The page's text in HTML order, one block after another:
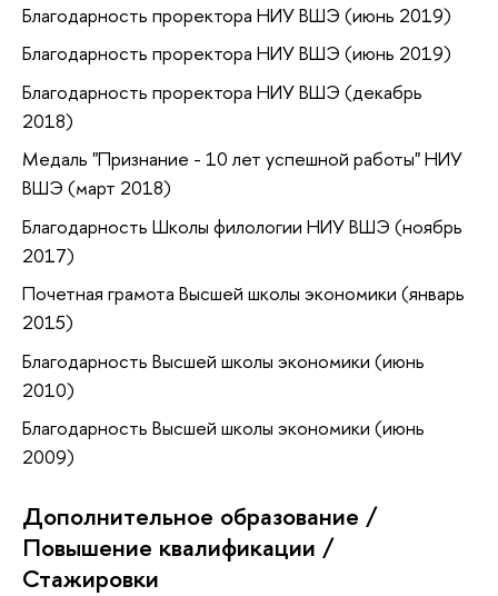
Благодарность проректора НИУ ВШЭ (июнь 2019)
Благодарность проректора НИУ ВШЭ (июнь 2019)
Благодарность проректора НИУ ВШЭ (декабрь
2018)
Медаль "Признание - 10 лет успешной работы" НИУ
ВШЭ (март 2018)
Благодарность Школы филологии НИУ ВШЭ (ноябрь
2017)
Почетная грамота Высшей школы экономики (январь
2015)
Благодарность Высшей школы экономики (июнь
2010)
Благодарность Высшей школы экономики (июнь
2009)
Дополнительное образование /
Повышение квалификации /
Стажировки